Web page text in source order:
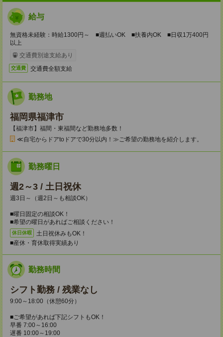
給与
無資格未経験：時給1300円～ ■週払いOK ■扶養内OK ■日収1万400円
以上
交通費別途支給あり
交通費 交通費全額支給
勤務地
福岡県福津市
【福津市】福間・東福間など勤務地多数！
≪自宅からドアtoドアで30分以内！≫ご希望の勤務地を紹介します。
勤務曜日
週2～3 / 土日祝休
週3日～（週2日～も相談OK）
■曜日固定の相談OK！
■希望の曜日があればご相談ください！
休日休暇
土日祝休みもOK！
■産休・育休取得実績あり
勤務時間
シフト勤務 / 残業なし
9:00～18:00（休憩60分）
■ご希望があれば下記シフトもOK！
早番 7:00～16:00
遅番 10:00～19:00